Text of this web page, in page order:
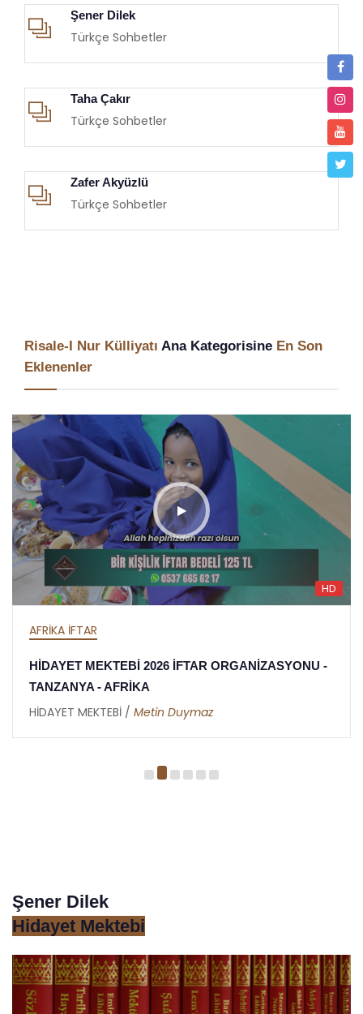
Şener Dilek
Türkçe Sohbetler
Taha Çakır
Türkçe Sohbetler
Zafer Akyüzlü
Türkçe Sohbetler
Risale-I Nur Külliyatı Ana Kategorisine En Son
Eklenenler
HD
AFRİKA İFTAR
HİDAYET MEKTEBİ 2026 İFTAR ORGANİZASYONU -
TANZANYA - AFRİKA
HİDAYET MEKTEBİ / Metin Duymaz
Şener Dilek
Hidayet Mektebi